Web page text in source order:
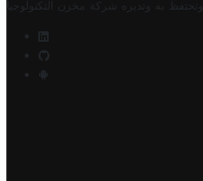
به وتديره شركة مخزن التكنولوجيا